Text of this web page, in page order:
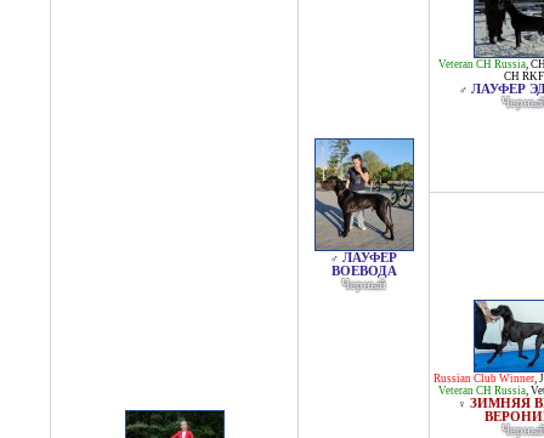
♂ ЛАУФЕР
ВОЕВОДА
Черный
Veteran CH Russia,
CH RKF
♂ ЛАУФЕР
Russian Club Winner,
Veteran CH Russia,
♀ ЗИМНЯЯ